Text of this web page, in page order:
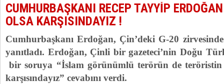
MHP’DEN URUMÇİ KATLİAMI MESAJİ : 05.07.2009
CUMHURBAŞKANI RECEP TAYYİP
OLSA KARŞISINDAYIZ !
Cumhurbaşkanı Erdoğan, Çin’deki G-20 zirvesinde
yanıtladı. Erdoğan, Çinli bir gazeteci’nin Doğu
bir soruya “İslam görünümlü terörün de teröristin
karşısındayız” cevabını verdi.